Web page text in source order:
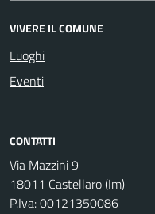
VIVERE IL COMUNE
Luoghi
Eventi
CONTATTI
Via Mazzini 9
18011 Castellaro (Im)
P.Iva: 00121350086